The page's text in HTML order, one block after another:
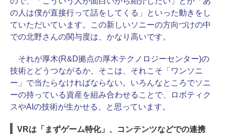
の人は僕が直接行って話をしてくる」といった動きをし
ていただいています。この新しいソニーの方向づけの中
での北野さんの関与度は、かなり高いです。
それが厚木(R&D拠点の厚木テクノロジーセンター)の
技術とどうつながるか、そこは、それこそ「ワンソニ
ー」で当たらなければならない。いろんなところでソニ
ーの持っている資産を組み合わせることで、ロボティク
スやAIの技術が生かせる、と思っています。
VRは「まずゲーム特化」、コンテンツなどでの連携